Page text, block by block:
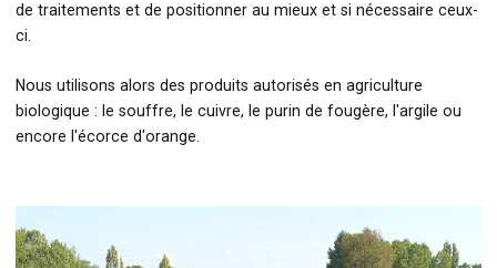
de traitements et de positionner au mieux et si nécessaire ceux-
ci.
Nous utilisons alors des produits autorisés en agriculture
biologique : le souffre, le cuivre, le purin de fougère, l'argile ou
encore l'écorce d'orange.